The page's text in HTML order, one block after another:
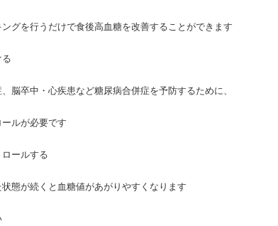
グを行うだけで食後高血糖を改善することができます
脳卒中・心疾患など糖尿病合併症を予防するために、
ルが必要です
ールする
態が続くと血糖値があがりやすくなります